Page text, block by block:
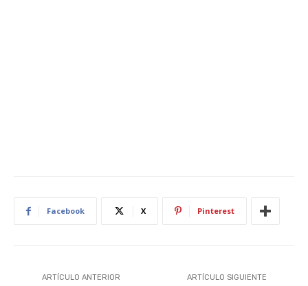
Facebook X Pinterest
ARTÍCULO ANTERIOR ARTÍCULO SIGUIENTE